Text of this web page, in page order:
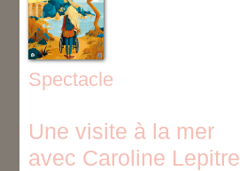
Spectacle
Une visite à la mer
avec Caroline Lepitre